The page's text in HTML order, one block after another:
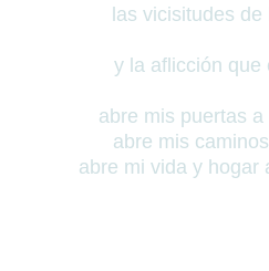
las vicisitudes de
y la aflicción que
abre mis puertas
abre mis
abre mi vida y hogar